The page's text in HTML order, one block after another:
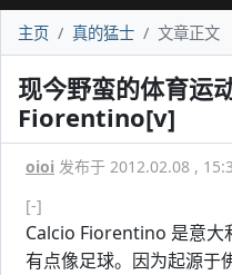
主页 真的猛士 文章正文
现今野蛮的体育运
Fiorentino[v]
oioi 发布于 2012.02.08 ,
[-]
Calcio Fiorentino 是意大
有点像足球。因为起源于